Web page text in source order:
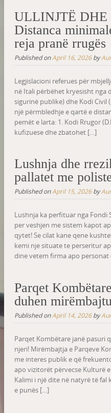
ULLINJTË DHE
Distanca
reja pranë rrugës
Published onApril 16, 2026by
Legjislacioni referues për
në Itali përbëhet kryesisht nga
sigurinë publike) dhe Kodi Civil
një përmbledhje e qartë e
pemët e larta: 1. Kodi Rrugor
kufizuese dhe zbatohet […]
Lushnja dhe
pallatet me
Published onApril 15, 2026by
Lushnja ka perfituar nga
per veshjen me sistem kapot
qytet! Se cilat kane qene
kemi nje situate te perseritur
dine vetem firma apo
Parqet
duhen
Published onApril 14, 2026by
Parqet Kombëtare janë pasuri
njeri! Mirëmbajtja e Parqeve
me interes publik e që
apo vizitorët përvecse Kulturë
Kalimi i një dite në natyrë të fal
e punës […]